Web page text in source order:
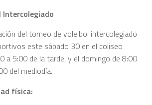
Intercolegiado
del torneo de voleibol intercolegiado
este sábado 30 en el coliseo
a 5:00 de la tarde, y el domingo de 8:00
del mediodía.
física: